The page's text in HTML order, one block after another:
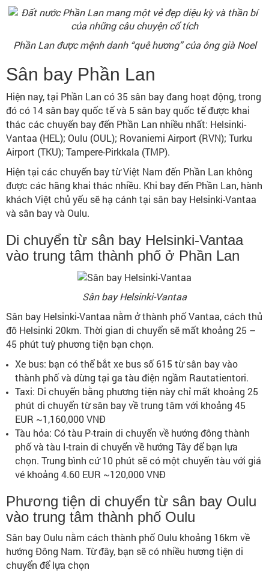
Phần Lan được mệnh danh “quê hương” của ông già Noel
Sân bay Phần Lan
Hiện nay, tại Phần Lan có 35 sân bay đang hoạt động, trong
đó có 14 sân bay quốc tế và 5 sân bay quốc tế được khai
thác các chuyến bay đến Phần Lan nhiều nhất: Helsinki-
Vantaa (HEL); Oulu (OUL); Rovaniemi Airport (RVN); Turku
Airport (TKU); Tampere-Pirkkala (TMP).
Hiện tại các chuyến bay từ Việt Nam đến Phần Lan không
được các hãng khai thác nhiều. Khi bay đến Phần Lan, hành
khách Việt chủ yếu sẽ hạ cánh tại sân bay Helsinki-Vantaa
và sân bay và Oulu.
Di chuyển từ sân bay Helsinki-Vantaa
vào trung tâm thành phố ở Phần Lan
Sân bay Helsinki-Vantaa
Sân bay Helsinki-Vantaa nằm ở thành phố Vantaa, cách thủ
đô Helsinki 20km. Thời gian di chuyển sẽ mất khoảng 25 –
45 phút tuỳ phương tiện bạn chọn.
Xe bus: bạn có thể bắt xe bus số 615 từ sân bay vào
thành phố và dừng tại ga tàu điện ngầm Rautatientori.
Taxi: Di chuyển bằng phương tiện này chỉ mất khoảng 25
phút di chuyển từ sân bay về trung tâm với khoảng 45
EUR ~1,160,000 VNĐ
Tàu hỏa: Có tàu P-train di chuyển về hướng đông thành
phố và tàu I-train di chuyển về hướng Tây để bạn lựa
chọn. Trung bình cứ 10 phút sẽ có một chuyến tàu với giá
vé khoảng 4.60 EUR ~120,000 VNĐ
Phương tiện di chuyển từ sân bay Oulu
vào trung tâm thành phố Oulu
Sân bay Oulu nằm cách thành phố Oulu khoảng 16km về
hướng Đông Nam. Từ đây, bạn sẽ có nhiều hương tiện di
chuyển để lựa chọn